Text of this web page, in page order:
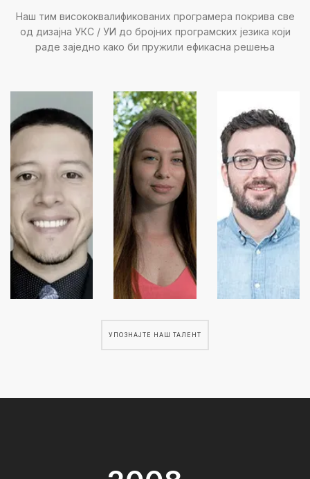
Наш тим висококвалификованих програмера покрива све
од дизајна УКС / УИ до бројних програмских језика који
раде заједно како би пружили ефикасна решења
УПОЗНАЈТЕ НАШ ТАЛЕНТ